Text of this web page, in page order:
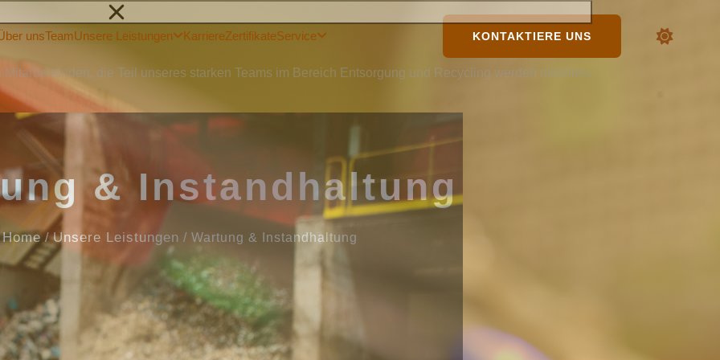
unsTeamUnsere Leistungen KarriereZertifikateService KONTAKTIERE UNS
& Instandhaltung
Home/Unsere Leistungen / Wartung & Instandhaltung
die Teil unseres starken Teams im Bereich Entsorgung und Recycling werden möchten.